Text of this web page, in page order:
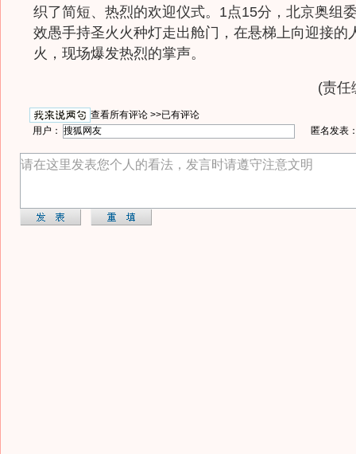
织了简短、热烈的欢迎仪式。1点15分，北京奥组
效愚手持圣火火种灯走出舱门，在悬梯上向迎接的
火，现场爆发热烈的掌声。
(责任
查看所有评论 >>已有评论
用户：
匿名发表